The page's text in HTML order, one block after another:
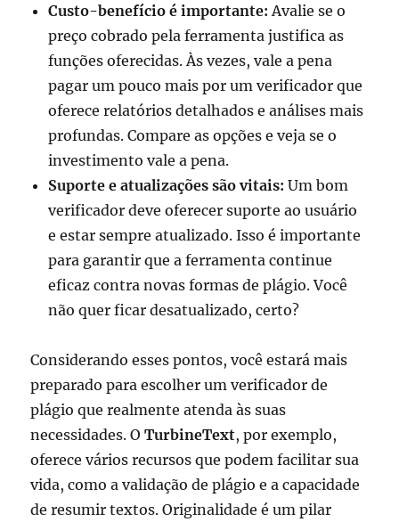
Custo-benefício é importante: Avalie se o
preço cobrado pela ferramenta justifica as
funções oferecidas. Às vezes, vale a pena
pagar um pouco mais por um verificador que
oferece relatórios detalhados e análises mais
profundas. Compare as opções e veja se o
investimento vale a pena.
Suporte e atualizações são vitais: Um bom
verificador deve oferecer suporte ao usuário
e estar sempre atualizado. Isso é importante
para garantir que a ferramenta continue
eficaz contra novas formas de plágio. Você
não quer ficar desatualizado, certo?
Considerando esses pontos, você estará mais
preparado para escolher um verificador de
plágio que realmente atenda às suas
necessidades. OTurbineText, por exemplo,
oferece vários recursos que podem facilitar sua
vida, como a validação de plágio e a capacidade
de resumir textos. Originalidade é um pilar